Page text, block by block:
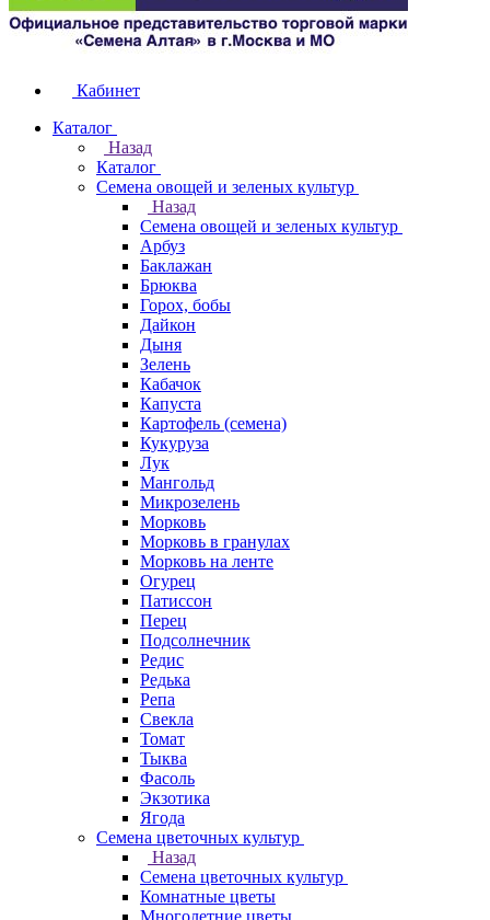
Кабинет
Каталог
Назад
Каталог
Семена овощей и зеленых культур
Назад
Семена овощей и зеленых культур
Арбуз
Баклажан
Брюква
Горох, бобы
Дайкон
Дыня
Зелень
Кабачок
Капуста
Картофель (семена)
Кукуруза
Лук
Мангольд
Микрозелень
Морковь
Морковь в гранулах
Морковь на ленте
Огурец
Патиссон
Перец
Подсолнечник
Редис
Редька
Репа
Свекла
Томат
Тыква
Фасоль
Экзотика
Ягода
Семена цветочных культур
Назад
Семена цветочных культур
Комнатные цветы
Многолетние цветы